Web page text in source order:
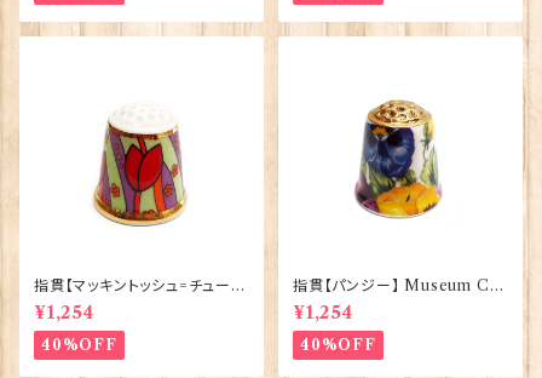
指貫【マッキントッシュ=チューリ
ップ】Museum Collections 9
0033-RM3
¥1,254
40%OFF
指貫【パンジー】 Museum Col
lections 90033-PC2
¥1,254
40%OFF